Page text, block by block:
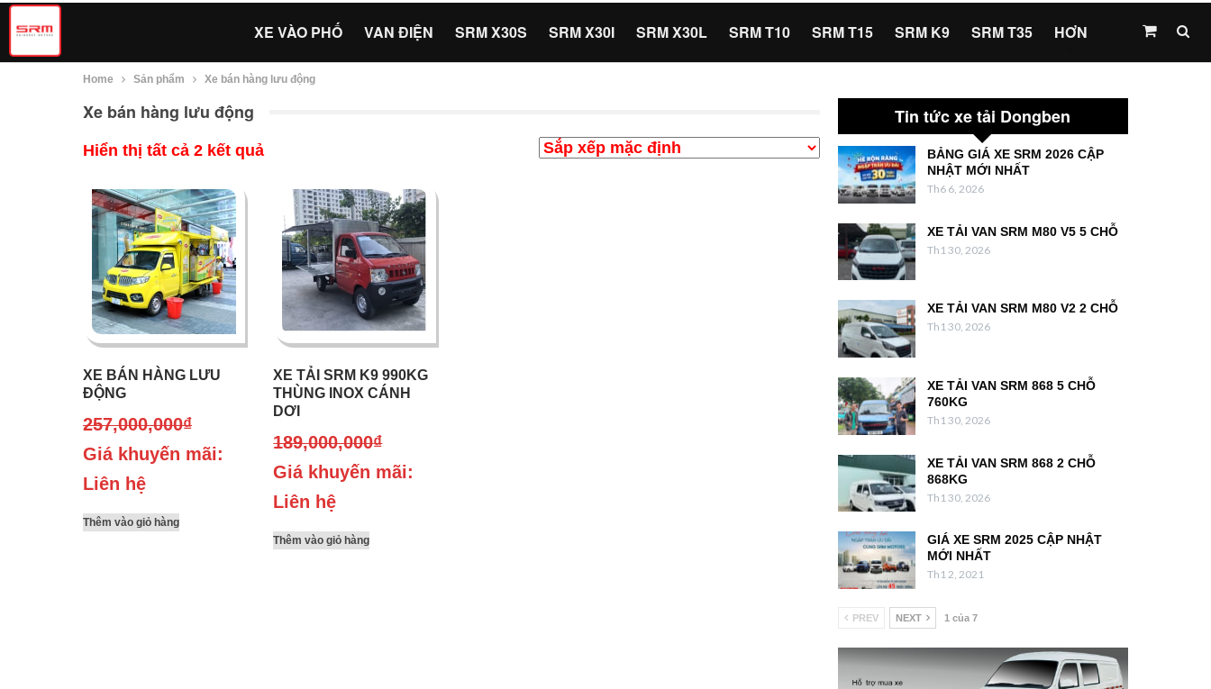
XE VÀO PHỐ VAN ĐIỆN SRM X30S SRM X30I SRM X30L SRM T10 SRM T15 SRM K9 SRM T35 HƠN
Home Sản phẩm Xe bán hàng lưu động
Xe bán hàng lưu động
Hiển thị tất cả 2 kết quả
XE BÁN HÀNG LƯU
ĐỘNG
257,000,000₫
Giá khuyến mãi:
Liên hệ
Thêm vào giỏ hàng
XE TẢI SRM K9 990KG
THÙNG INOX CÁNH
DƠI
189,000,000₫
Giá khuyến mãi:
Liên hệ
Thêm vào giỏ hàng
Tin tức xe tải Dongben
BẢNG GIÁ XE SRM 2026 CẬP
NHẬT MỚI NHẤT
Th6 6, 2026
XE TẢI VAN SRM M80 V5 5 CHỖ
Th1 30, 2026
XE TẢI VAN SRM M80 V2 2 CHỖ
Th1 30, 2026
XE TẢI VAN SRM 868 5 CHỖ
760KG
Th1 30, 2026
XE TẢI VAN SRM 868 2 CHỖ
868KG
Th1 30, 2026
GIÁ XE SRM 2025 CẬP NHẬT
MỚI NHẤT
Th1 2, 2021
PREV NEXT 1 của 7